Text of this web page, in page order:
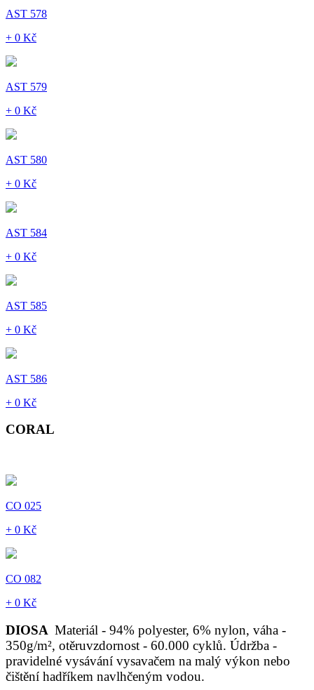
AST 578
+ 0 Kč
AST 579
+ 0 Kč
AST 580
+ 0 Kč
AST 584
+ 0 Kč
AST 585
+ 0 Kč
AST 586
+ 0 Kč
CORAL
CO 025
+ 0 Kč
CO 082
+ 0 Kč
DIOSA Materiál - 94% polyester, 6% nylon, váha -
350g/m², otěruvzdornost - 60.000 cyklů. Údržba -
pravidelné vysávání vysavačem na malý výkon nebo
čištění hadříkem navlhčeným vodou.